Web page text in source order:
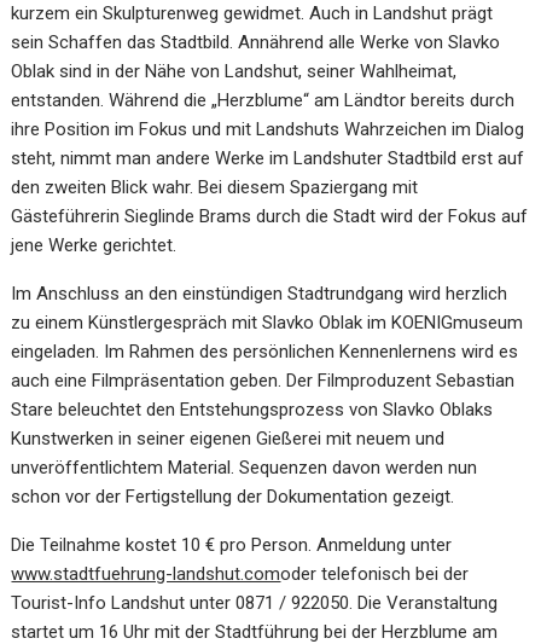
kurzem ein Skulpturenweg gewidmet. Auch in Landshut prägt
sein Schaffen das Stadtbild. Annährend alle Werke von Slavko
Oblak sind in der Nähe von Landshut, seiner Wahlheimat,
entstanden. Während die „Herzblume“ am Ländtor bereits durch
ihre Position im Fokus und mit Landshuts Wahrzeichen im Dialog
steht, nimmt man andere Werke im Landshuter Stadtbild erst auf
den zweiten Blick wahr. Bei diesem Spaziergang mit
Gästeführerin Sieglinde Brams durch die Stadt wird der Fokus auf
jene Werke gerichtet.
Im Anschluss an den einstündigen Stadtrundgang wird herzlich
zu einem Künstlergespräch mit Slavko Oblak im KOENIGmuseum
eingeladen. Im Rahmen des persönlichen Kennenlernens wird es
auch eine Filmpräsentation geben. Der Filmproduzent Sebastian
Stare beleuchtet den Entstehungsprozess von Slavko Oblaks
Kunstwerken in seiner eigenen Gießerei mit neuem und
unveröffentlichtem Material. Sequenzen davon werden nun
schon vor der Fertigstellung der Dokumentation gezeigt.
Die Teilnahme kostet 10 € pro Person. Anmeldung unter
www.stadtfuehrung-landshut.comoder telefonisch bei der
Tourist-Info Landshut unter 0871 / 922050. Die Veranstaltung
startet um 16 Uhr mit der Stadtführung bei der Herzblume am